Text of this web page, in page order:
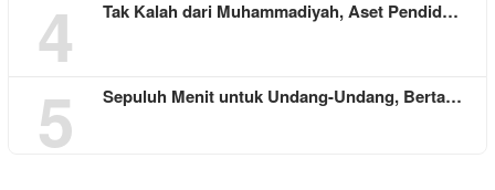
4 Tak Kalah dari Muhammadiyah, Aset Pendid…
5 Sepuluh Menit untuk Undang-Undang, Berta…